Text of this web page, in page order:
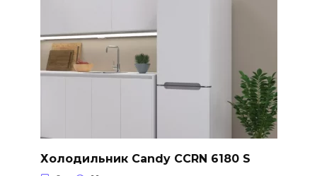
Холодильник Candy CCRN 6180 S